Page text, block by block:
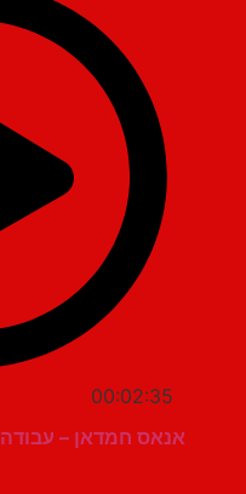
00:02:35
אנאס חמדאן – עבודה מהבית